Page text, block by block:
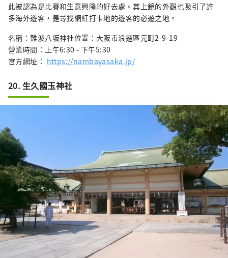
此被認為是比賽和生意興隆的好去處。其上鏡的外觀也吸引了許
多海外遊客，是尋找網紅打卡地的遊客的必遊之地。
名稱：難波八坂神社位置：大阪市浪速區元町2-9-19
營業時間：上午6:30 - 下午5:30
官方網址： https://nambayasaka.jp/
20. 生久國玉神社